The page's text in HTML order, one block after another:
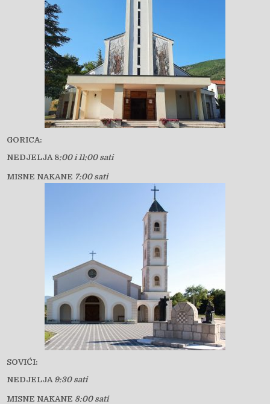
GORICA:
NEDJELJA 8:00 i 11:00 sati
MISNE NAKANE 7:00 sati
SOVIĆI:
NEDJELJA 9:30 sati
MISNE NAKANE 8:00 sati